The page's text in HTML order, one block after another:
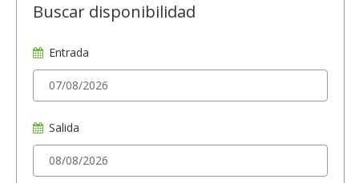
Buscar disponibilidad
Entrada
Salida